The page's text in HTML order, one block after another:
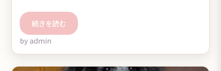
続きを読む
by admin